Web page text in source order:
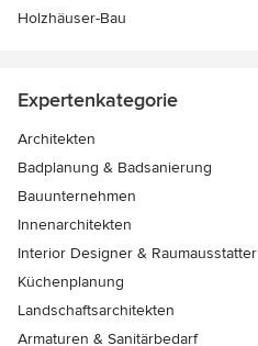
Holzhäuser-Bau
Expertenkategorie
Architekten
Badplanung & Badsanierung
Bauunternehmen
Innenarchitekten
Interior Designer & Raumausstatter
Küchenplanung
Landschaftsarchitekten
Armaturen & Sanitärbedarf